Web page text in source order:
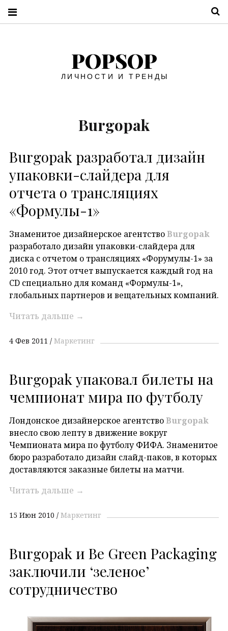
POPSOP
ЛИЧНОСТИ И ТРЕНДЫ
Burgopak
Burgopak разработал дизайн
упаковки-слайдера для
отчета о трансляциях
«Формулы-1»
Знаменитое дизайнерское агентствоBurgopak
разработало дизайн упаковки-слайдера для
диска с отчетом о трансляциях «Форумулы-1» за
2010 год. Этот отчет выпускается каждый год на
CD специально для команд «Формулы-1»,
глобальных партнеров и вещательных компаний.
Читать дальше →
4 Фев 2011 Маркетинг
Burgopak упаковал билеты на
чемпионат мира по футболу
Лондонское дизайнерское агентствоBurgopak
внесло свою лепту в движение вокруг
Чемпионата мира по футболу ФИФА. Знаменитое
бюро разработало дизайн слайд-паков, в которых
доставляются заказные билеты на матчи.
Читать дальше →
15 Июн 2010 Маркетинг
Burgopak и Be Green Packaging
заключили ‘зеленое’
сотрудничество